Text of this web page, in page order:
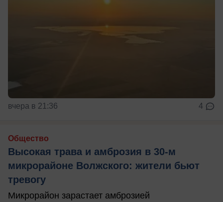
вчера в 21:36 4
Общество
Высокая трава и амброзия в 30‑м
микрорайоне Волжского: жители бьют
тревогу
Микрорайон зарастает амброзией